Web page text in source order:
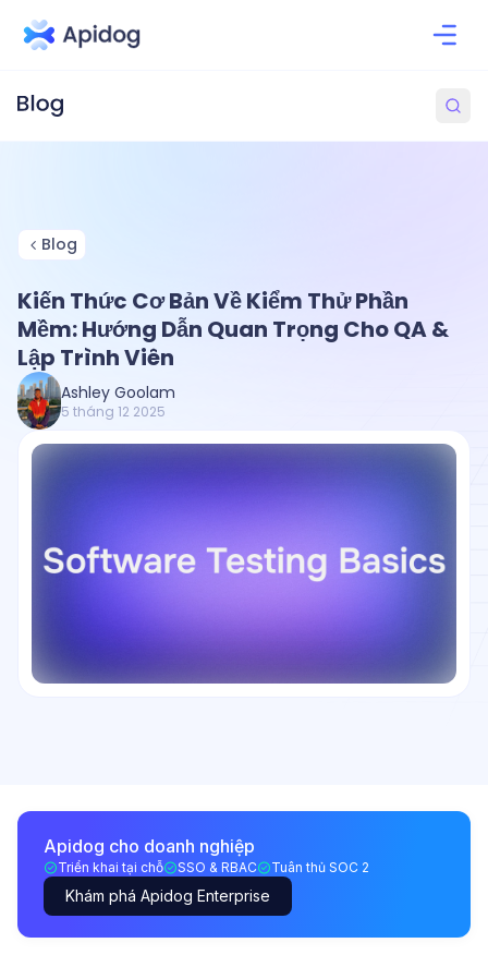
Blog
Kiến Thức Cơ Bản Về Kiểm Thử Phần
Mềm: Hướng Dẫn Quan Trọng Cho QA &
Lập Trình Viên
Ashley Goolam
5 tháng 12 2025
Apidog cho doanh nghiệp
Triển khai tại chỗ SSO & RBAC Tuân thủ SOC 2
Khám phá Apidog Enterprise